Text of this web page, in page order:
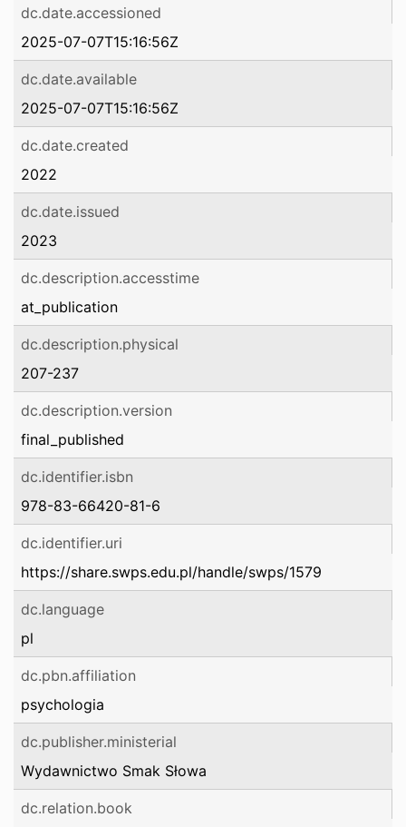
dc.date.accessioned
2025-07-07T15:16:56Z
dc.date.available
2025-07-07T15:16:56Z
dc.date.created
2022
dc.date.issued
2023
dc.description.accesstime
at_publication
dc.description.physical
207-237
dc.description.version
final_published
dc.identifier.isbn
978-83-66420-81-6
dc.identifier.uri
https://share.swps.edu.pl/handle/swps/1579
dc.language
pl
dc.pbn.affiliation
psychologia
dc.publisher.ministerial
Wydawnictwo Smak Słowa
dc.relation.book